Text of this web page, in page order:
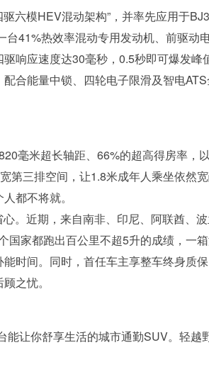
六模HEV混动架构”，并率先应用于
41%热效率混动专用发动机、前驱动
响应速度达30毫秒，0.5秒即可爆发峰
合能量中锁、四轮电子限滑及智电
毫米超长轴距、66%的超高得房率，
第三排空间，让1.8米成年人乘坐依然
都不将就。
。近期，来自南非、印尼、阿联酋、
家都跑出百公里不超5升的成绩，一
时间。同时，首任车主享整车终身质
之忧。
让你舒享生活的城市通勤SUV。轻越